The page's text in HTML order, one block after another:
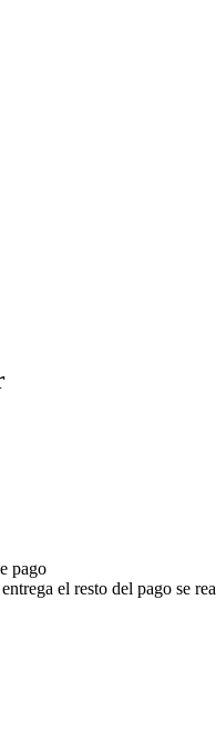
pago
el resto del pago se